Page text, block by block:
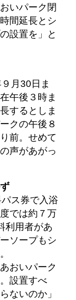
いパーク閉
間延長とシ
設置を」と
月30日ま
午後３時ま
するとしま
クの午後８
前。せめて
声があがっ
ス券で入浴
では約７万
利用者があ
ソープもシ
おいパーク
設置すべ
ないのか」